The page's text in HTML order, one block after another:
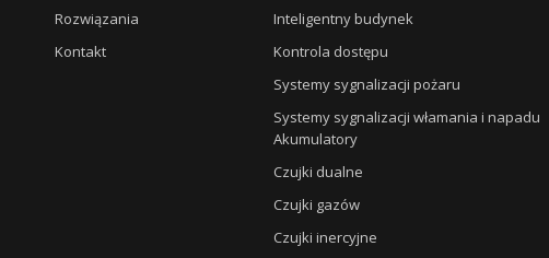
Rozwiązania
Kontakt
Inteligentny budynek
Kontrola dostępu
Systemy sygnalizacji pożaru
Systemy sygnalizacji włamania i napadu
Akumulatory
Czujki dualne
Czujki gazów
Czujki inercyjne